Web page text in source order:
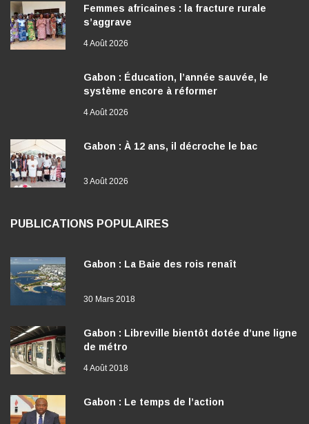
Femmes africaines : la fracture rurale
s’aggrave
4 Août 2026
Gabon : Éducation, l’année sauvée, le
système encore à réformer
4 Août 2026
Gabon : À 12 ans, il décroche le bac
3 Août 2026
PUBLICATIONS POPULAIRES
Gabon : La Baie des rois renaît
30 Mars 2018
Gabon : Libreville bientôt dotée d’une ligne
de métro
4 Août 2018
Gabon : Le temps de l’action